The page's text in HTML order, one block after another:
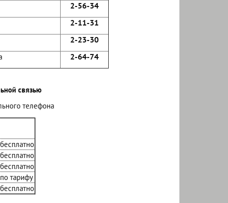
2-56-34
2-11-31
2-23-30
2-64-74
связью
телефона
бесплатно
бесплатно
бесплатно
по тарифу
бесплатно